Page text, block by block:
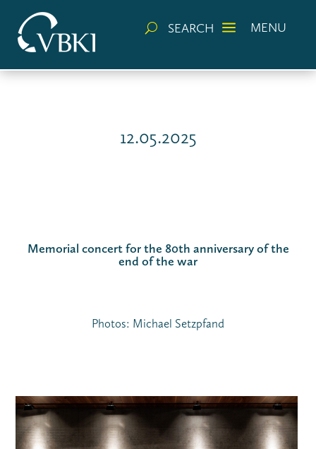
U SEARCH a MENU
12.05.2025
Memorial concert for the 80th anniversary of the
end of the war
Photos: Michael Setzpfand